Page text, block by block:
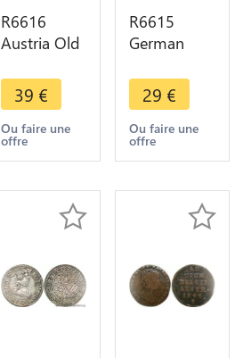
R6616
Austria Old
20 Kreuzer
Franz I
1810 Silver
-> Make
39 €
Ou faire une
offre
R6615
German
Electoral
1/2 Kreuzer
Karl
Theodor
Make offer
29 €
Ou faire une
offre